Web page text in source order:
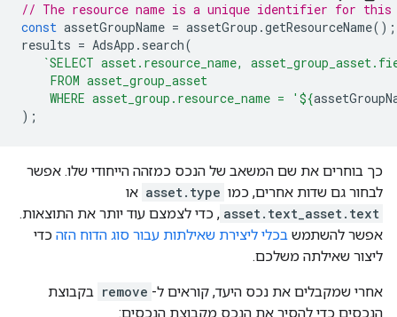
// The resource name is a unique identifier for this
const assetGroupName = assetGroup .getResourceName();
results = AdsApp . search(
`SELECT asset.resource_name,
    FROM asset_group_asset
    WHERE asset_group.resource_name = '
${
);
כך בוחרים את שם המשאב של הנכס כמזהה הייחודי שלו. אפשר
לבחור גם שדות אחרים, כמו asset.type או
asset.text_asset.text , כדי לצמצם עוד יותר את התוצאות.
אפשר להשתמש בכלי ליצירת שאילתות עבור סוג הדוח הזה כדי
ליצור שאילתה משלכם.
אחרי שמקבלים את נכס היעד, קוראים ל- remove בקבוצת
הנכסים כדי להסיר את הנכס מקבוצת הנכסים: